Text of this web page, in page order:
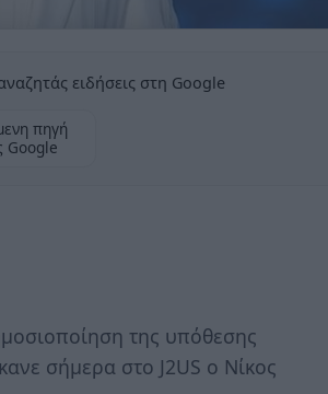
ειδήσεις στη Google
πηγή
Google
της υπόθεσης
σήμερα στο J2US ο Νίκος